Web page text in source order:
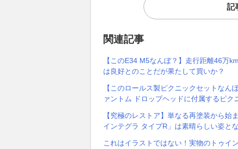
記
関連記事
【このE34 M5なんぼ？】走行距離46万
は良好とのことだが果たして買いか？
【このロールス製ピクニックセットな
ァントム ドロップヘッドに付属するピク
【究極のレストア】単なる再塗装から
インテグラ タイプR」は素晴らしい姿と
これはイラストではない！実物のトゥイ